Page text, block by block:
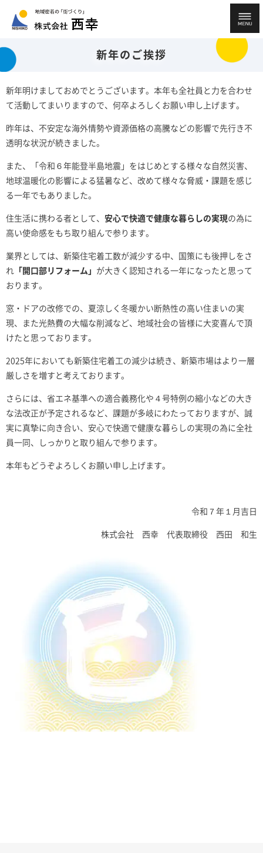
新年のご挨拶
新年明けましておめでとうございます。本年も全社員と力を合わせ
て活動してまいりますので、何卒よろしくお願い申し上げます。
昨年は、不安定な海外情勢や資源価格の高騰などの影響で先行き不
透明な状況が続きました。
また、「令和６年能登半島地震」をはじめとする様々な自然災害、
地球温暖化の影響による猛暑など、改めて様々な脅威・課題を感じ
る一年でもありました。
住生活に携わる者として、 安心で快適で健康な暮らしの実現の為に
高い使命感をもち取り組んで参ります。
業界としては、新築住宅着工数が減少する中、国策にも後押しをさ
れ 「開口部リフォーム」 が大きく認知される一年になったと思って
おります。
窓・ドアの改修での、夏涼しく冬暖かい断熱性の高い住まいの実
現、また光熱費の大幅な削減など、地域社会の皆様に大変喜んで頂
けたと思っております。
2025年においても新築住宅着工の減少は続き、新築市場はより一層
厳しさを増すと考えております。
さらには、省エネ基準への適合義務化や４号特例の縮小などの大き
な法改正が予定されるなど、課題が多岐にわたっておりますが、誠
実に真摯に向き合い、安心で快適で健康な暮らしの実現の為に全社
員一同、しっかりと取り組んで参ります。
本年もどうぞよろしくお願い申し上げます。
令和７年１月吉日
株式会社 西幸 代表取締役 西田 和生
高崎支店 027-362-5601